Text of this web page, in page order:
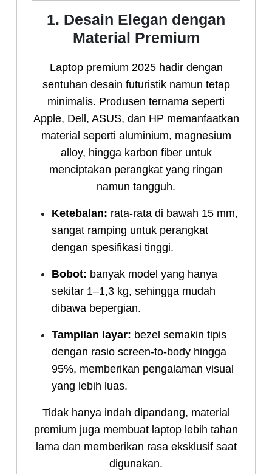
1. Desain Elegan dengan
Material Premium
Laptop premium 2025 hadir dengan
sentuhan desain futuristik namun tetap
minimalis. Produsen ternama seperti
Apple, Dell, ASUS, dan HP memanfaatkan
material seperti aluminium, magnesium
alloy, hingga karbon fiber untuk
menciptakan perangkat yang ringan
namun tangguh.
Ketebalan: rata-rata di bawah 15 mm,
sangat ramping untuk perangkat
dengan spesifikasi tinggi.
Bobot: banyak model yang hanya
sekitar 1–1,3 kg, sehingga mudah
dibawa bepergian.
Tampilan layar: bezel semakin tipis
dengan rasio screen-to-body hingga
95%, memberikan pengalaman visual
yang lebih luas.
Tidak hanya indah dipandang, material
premium juga membuat laptop lebih tahan
lama dan memberikan rasa eksklusif saat
digunakan.